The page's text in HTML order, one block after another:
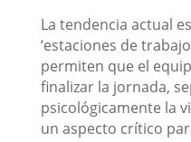
La tendencia actual
‘estaciones de
permiten que el
finalizar la jornada,
psicológicamente la
un aspecto crítico